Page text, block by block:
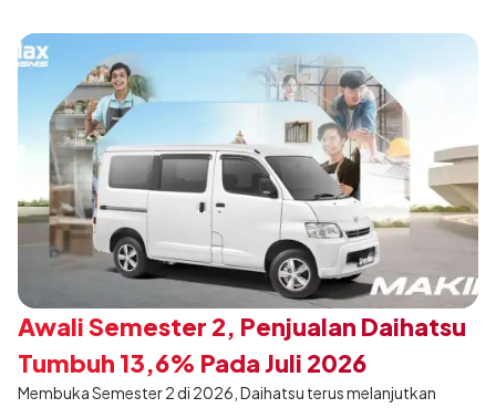
Awali Semester 2, Penjualan Daihatsu
Tumbuh 13,6% Pada Juli 2026
Membuka Semester 2 di 2026, Daihatsu terus melanjutkan